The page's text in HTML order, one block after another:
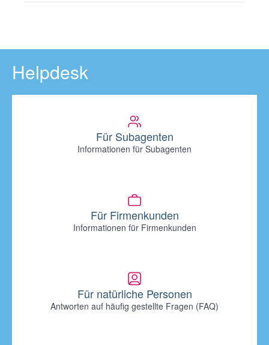
Helpdesk
Für Subagenten
Informationen für Subagenten
Für Firmenkunden
Informationen für Firmenkunden
Für natürliche Personen
Antworten auf häufig gestellte Fragen (FAQ)